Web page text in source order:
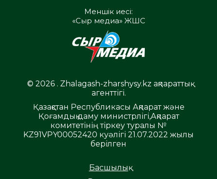
Меншік иесі:
«Сыр медиа» ЖШС
© 2026 . Zhalagash-zharshysy.kz ақпараттық
агенттігі.
Қазақстан Республикасы Ақпарат және
Қоғамдық даму министрлігі,Ақпарат
комитетінің тіркеу туралы №
KZ91VPY00052420 куәлігі 21.07.2022 жылы
берілген
Басшылық